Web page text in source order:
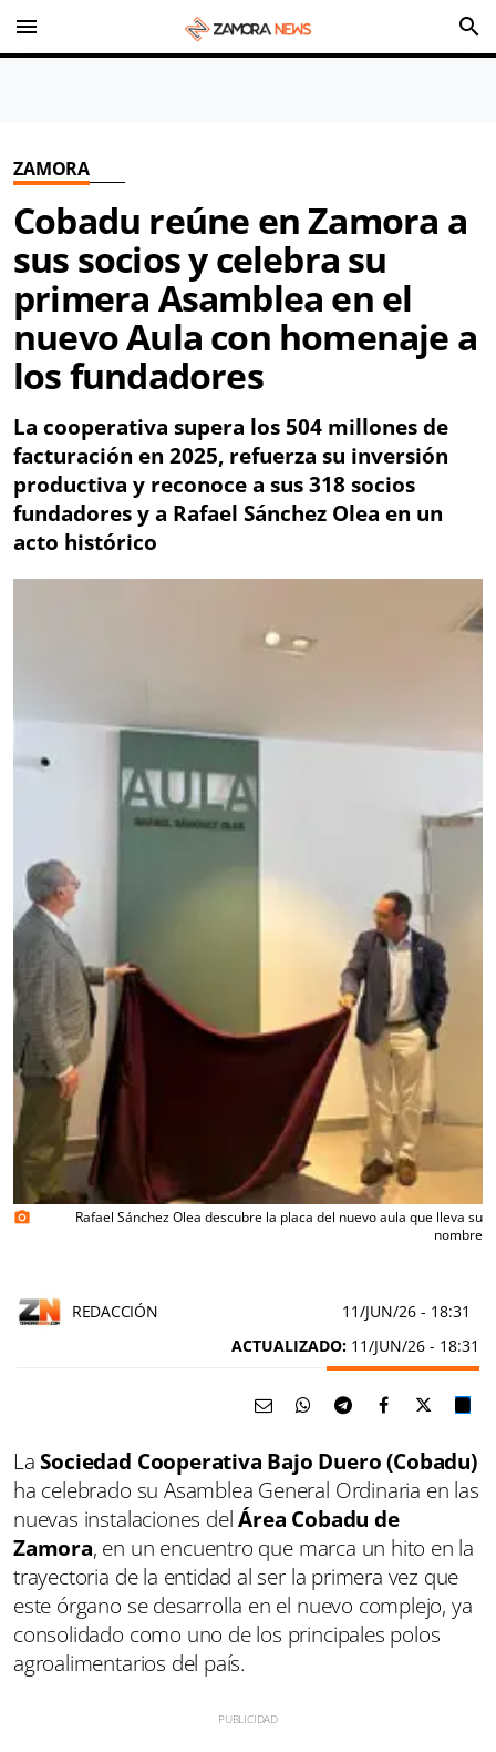
menu search
ZAMORA
Cobadu reúne en Zamora a
sus socios y celebra su
primera Asamblea en el
nuevo Aula con homenaje a
los fundadores
La cooperativa supera los 504 millones de
facturación en 2025, refuerza su inversión
productiva y reconoce a sus 318 socios
fundadores y a Rafael Sánchez Olea en un
acto histórico
photo_camera
Rafael Sánchez Olea descubre la placa del nuevo aula que lleva su
nombre
REDACCIÓN 11/JUN/26 - 18:31
ACTUALIZADO: 11/JUN/26 - 18:31
LaSociedad Cooperativa Bajo Duero (Cobadu)
ha celebrado su Asamblea General Ordinaria en las
nuevas instalaciones delÁrea Cobadu de
Zamora, en un encuentro que marca un hito en la
trayectoria de la entidad al ser la primera vez que
este órgano se desarrolla en el nuevo complejo, ya
consolidado como uno de los principales polos
agroalimentarios del país.